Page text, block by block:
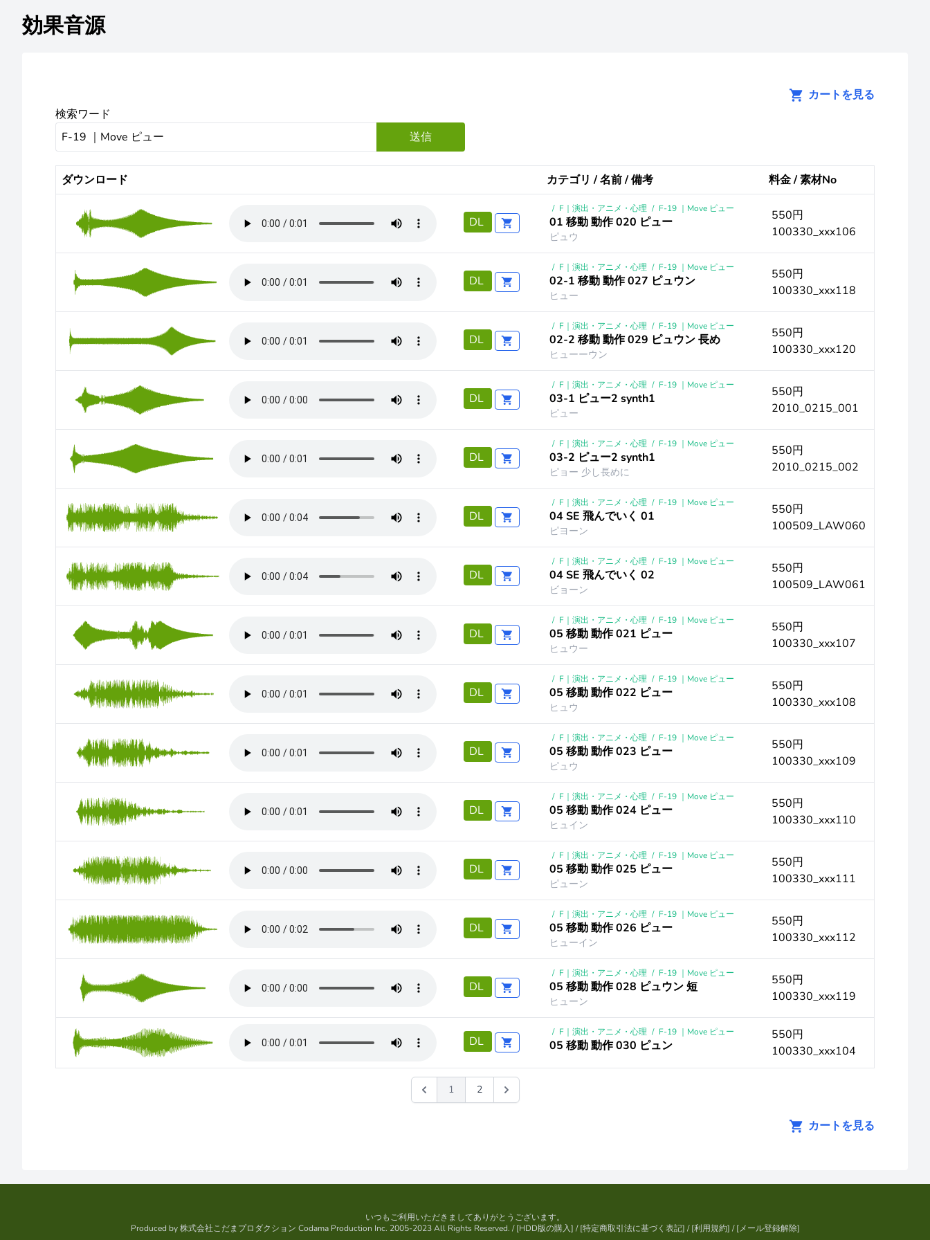
効果音源
カートを見る
検索ワード
送信
ダウンロード カテゴリ / 名前 / 備考 料金 / 素材No
DL
/ F｜演出・アニメ・心理 / F-19 ｜Move ピュー
01 移動 動作 020 ピュー
ピュウ
550円
100330_xxx106
DL
/ F｜演出・アニメ・心理 / F-19 ｜Move ピュー
02-1 移動 動作 027 ピュウン
ヒュー
550円
100330_xxx118
DL
/ F｜演出・アニメ・心理 / F-19 ｜Move ピュー
02-2 移動 動作 029 ピュウン 長め
ヒューーウン
550円
100330_xxx120
DL
/ F｜演出・アニメ・心理 / F-19 ｜Move ピュー
03-1 ピュー2 synth1
ピュー
550円
2010_0215_001
DL
/ F｜演出・アニメ・心理 / F-19 ｜Move ピュー
03-2 ピュー2 synth1
ピョー 少し長めに
550円
2010_0215_002
DL
/ F｜演出・アニメ・心理 / F-19 ｜Move ピュー
04 SE 飛んでいく 01
ピヨーン
550円
100509_LAW060
DL
/ F｜演出・アニメ・心理 / F-19 ｜Move ピュー
04 SE 飛んでいく 02
ビョーン
550円
100509_LAW061
DL
/ F｜演出・アニメ・心理 / F-19 ｜Move ピュー
05 移動 動作 021 ピュー
ヒュウー
550円
100330_xxx107
DL
/ F｜演出・アニメ・心理 / F-19 ｜Move ピュー
05 移動 動作 022 ピュー
ヒュウ
550円
100330_xxx108
DL
/ F｜演出・アニメ・心理 / F-19 ｜Move ピュー
05 移動 動作 023 ピュー
ピュウ
550円
100330_xxx109
DL
/ F｜演出・アニメ・心理 / F-19 ｜Move ピュー
05 移動 動作 024 ピュー
ヒュイン
550円
100330_xxx110
DL
/ F｜演出・アニメ・心理 / F-19 ｜Move ピュー
05 移動 動作 025 ピュー
ピューン
550円
100330_xxx111
DL
/ F｜演出・アニメ・心理 / F-19 ｜Move ピュー
05 移動 動作 026 ピュー
ヒューイン
550円
100330_xxx112
DL
/ F｜演出・アニメ・心理 / F-19 ｜Move ピュー
05 移動 動作 028 ピュウン 短
ヒューン
550円
100330_xxx119
DL
/ F｜演出・アニメ・心理 / F-19 ｜Move ピュー
05 移動 動作 030 ピュン
550円
100330_xxx104
1 2
カートを見る
いつもご利用いただきましてありがとうございます。
Produced by株式会社こだまプロダクション Codama Production Inc. 2005-2023 All Rights Reserved. / [HDD版の購入] / [特定商取引法に基づく表記] / [利用規約] / [メール登録解除]